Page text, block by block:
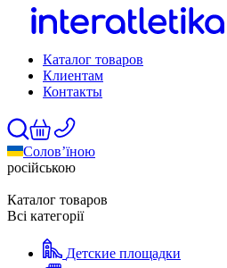
Каталог товаров
Клиентам
Контакты
Солов’їною
російською
Каталог товаров
Всі категорії
Детские площадки